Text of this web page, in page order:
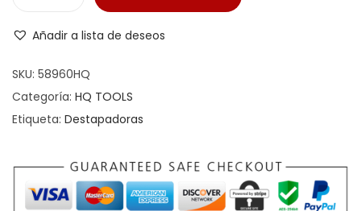
Añadir a lista de deseos
SKU: 58960HQ
Categoría: HQ TOOLS
Etiqueta: Destapadoras